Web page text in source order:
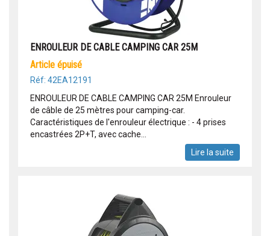
ENROULEUR DE CABLE CAMPING CAR 25M
article épuisé
Réf: 42EA12191
ENROULEUR DE CABLE CAMPING CAR 25M Enrouleur
de câble de 25 mètres pour camping-car.
Caractéristiques de l'enrouleur électrique : - 4 prises
encastrées 2P+T, avec cache...
Lire la suite